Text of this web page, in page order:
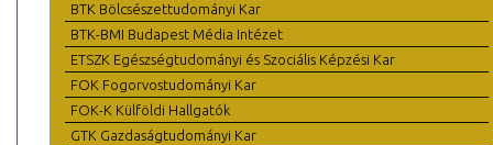
BTK Bölcsészettudományi Kar
BTK-BMI Budapest Média Intézet
ETSZK Egészségtudományi és Szociális Képzési Kar
FOK Fogorvostudományi Kar
FOK-K Külföldi Hallgatók
GTK Gazdaságtudományi Kar